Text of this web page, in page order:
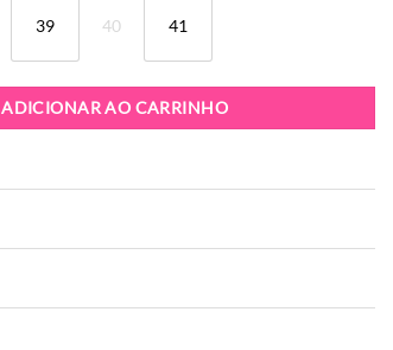
39 40 41
ADICIONAR AO CARRINHO